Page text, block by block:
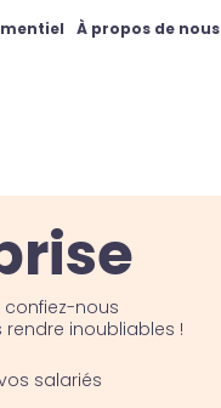
À propos de nous
nous
rendre inoubliables !
salariés